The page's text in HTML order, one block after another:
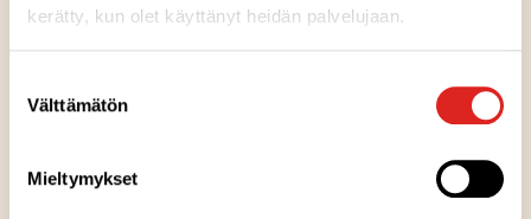
kerätty, kun olet käyttänyt heidän palvelujaan.
valinta
Välttämätön
Mieltymykset